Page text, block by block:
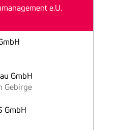
e.U.
GmbH
Gebirge
GmbH